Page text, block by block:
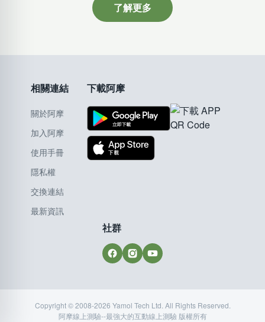
了解更多
相關連結
關於阿摩
加入阿摩
使用手冊
隱私權
交換連結
最新資訊
下載阿摩
社群
Copyright © 2008-2026 Yamol Tech Ltd. All Rights Reserved.
阿摩線上測驗--最強大的互動線上測驗 版權所有